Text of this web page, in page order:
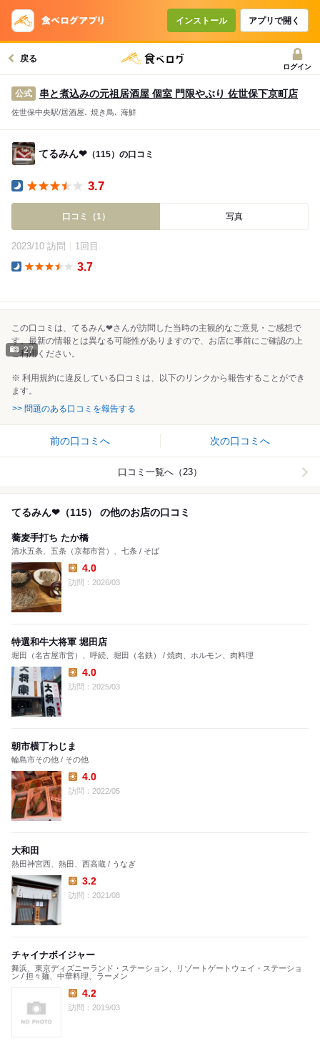
インストール アプリで開く
戻る
ログイン
公式 串と煮込みの元祖居酒屋 個室 門限やぶり 佐世保下京町店
佐世保中央駅/居酒屋､ 焼き鳥､ 海鮮
てるみん❤︎ （115）の口コミ
3.7
口コミ（1） 写真
2023/10 訪問 1回目
3.7
27
この口コミは、てるみん❤︎さんが訪問した当時の主観的なご意見・ご感想で
す。最新の情報とは異なる可能性がありますので、お店に事前にご確認の上
ご利用ください。
※ 利用規約に違反している口コミは、以下のリンクから報告することができ
ます。
>> 問題のある口コミを報告する
前の口コミへ 次の口コミへ
口コミ一覧へ（23）
てるみん❤︎（115） の他のお店の口コミ
蕎麦手打ち たか橋
清水五条、五条（京都市営）、七条 / そば
Lunch:
4.0
訪問：2026/03
特選和牛大将軍 堀田店
堀田（名古屋市営）、呼続、堀田（名鉄） / 焼肉、ホルモン、肉料理
Lunch:
4.0
訪問：2025/03
朝市横丁わじま
輪島市その他 / その他
Lunch:
4.0
訪問：2022/05
大和田
熱田神宮西、熱田、西高蔵 / うなぎ
Lunch:
3.2
訪問：2021/08
チャイナボイジャー
舞浜、東京ディズニーランド・ステーション、リゾートゲートウェイ・ステーショ
ン / 担々麺、中華料理、ラーメン
Lunch:
4.2
訪問：2019/03